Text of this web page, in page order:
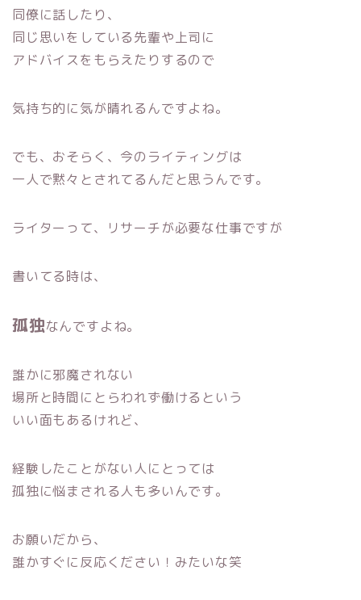
同僚に話したり、
同じ思いをしている先輩や上司に
アドバイスをもらえたりするので
気持ち的に気が晴れるんですよね。
でも、おそらく、今のライティングは
一人で黙々とされてるんだと思うんです。
ライターって、リサーチが必要な仕事ですが
書いてる時は、
孤独なんですよね。
誰かに邪魔されない
場所と時間にとらわれず働けるという
いい面もあるけれど、
経験したことがない人にとっては
孤独に悩まされる人も多いんです。
お願いだから、
誰かすぐに反応ください！みたいな笑